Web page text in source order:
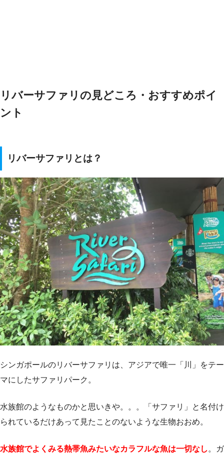
リバーサファリの見どころ・おすすめポイ
ント
リバーサファリとは？
シンガポールのリバーサファリは、アジアで唯一「川」をテー
マにしたサファリパーク。
水族館のようなものかと思いきや。。。「サファリ」と名付け
られているだけあって見たことのないような生物おおめ。
水族館でよくみる熱帯魚みたいなカラフルな魚は一切なし 。ガ